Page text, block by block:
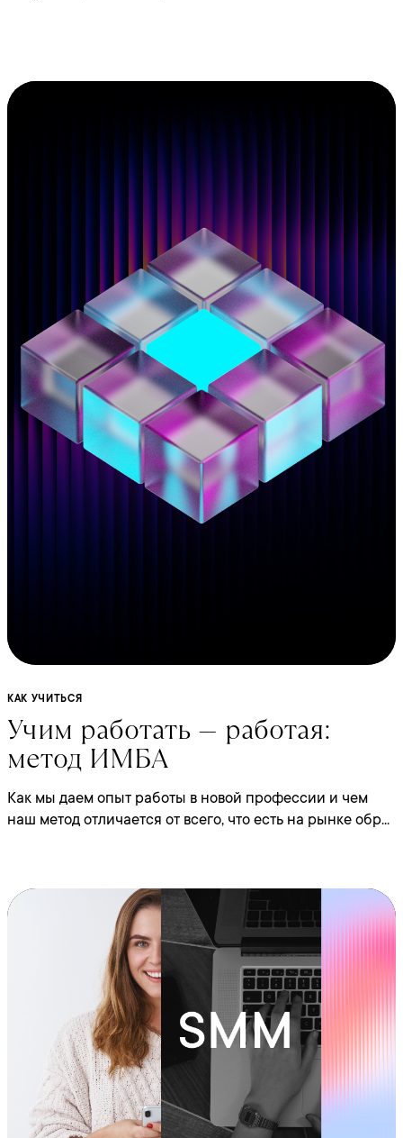
КАК УЧИТЬСЯ
Учим работать — работая:
метод ИМБА
Как мы даем опыт работы в новой профессии и чем
наш метод отличается от всего, что есть на рынке обр...